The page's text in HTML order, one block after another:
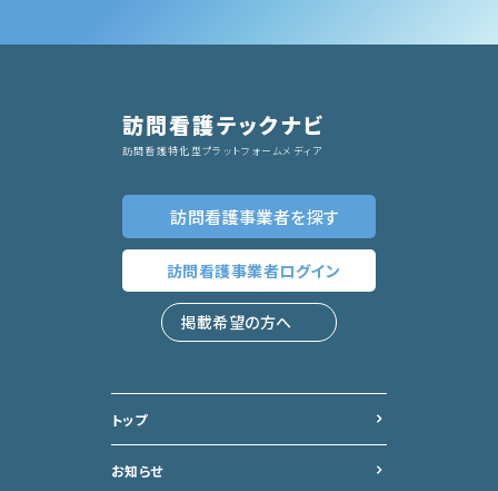
訪問看護テックナビ
訪問看護特化型プラットフォームメディア
訪問看護事業者を探す
訪問看護事業者ログイン
掲載希望の方へ
トップ
お知らせ